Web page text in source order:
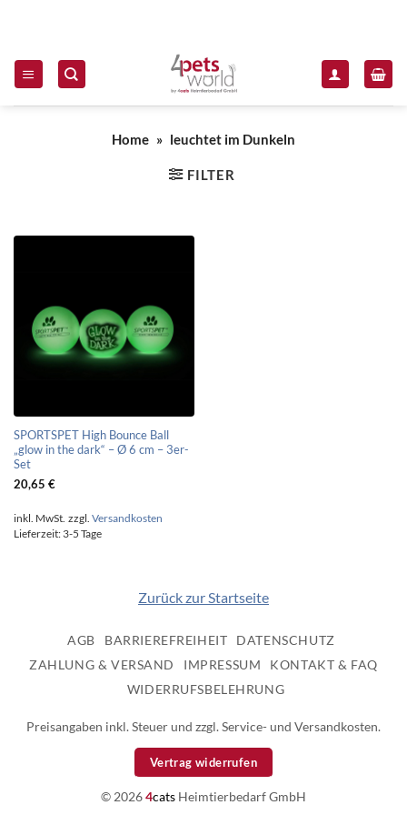
Home » leuchtet im Dunkeln
FILTER
SPORTSPET High Bounce Ball
„glow in the dark“ – Ø 6 cm – 3er-
Set
20,65 €
inkl. MwSt. zzgl. Versandkosten
Lieferzeit: 3-5 Tage
Zurück zur Startseite
AGB BARRIEREFREIHEIT
DATENSCHUTZ
ZAHLUNG & VERSAND
IMPRESSUM
KONTAKT & FAQ
WIDERRUFSBELEHRUNG
Preisangaben inkl. Steuer und zzgl. Service- und Versandkosten.
Vertrag widerrufen
© 20264cats Heimtierbedarf GmbH